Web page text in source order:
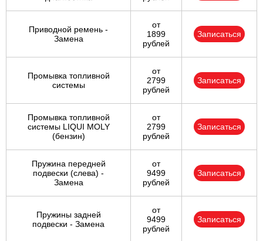
Приводной ремень -
Замена
от
1899
рублей
Записаться
Промывка топливной
системы
от
2799
рублей
Записаться
Промывка топливной
системы LIQUI MOLY
(бензин)
от
2799
рублей
Записаться
Пружина передней
подвески (слева) -
Замена
от
9499
рублей
Записаться
Пружины задней
подвески - Замена
от
9499
рублей
Записаться